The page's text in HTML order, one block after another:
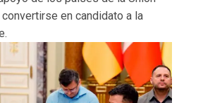
convertirse en candidato a la